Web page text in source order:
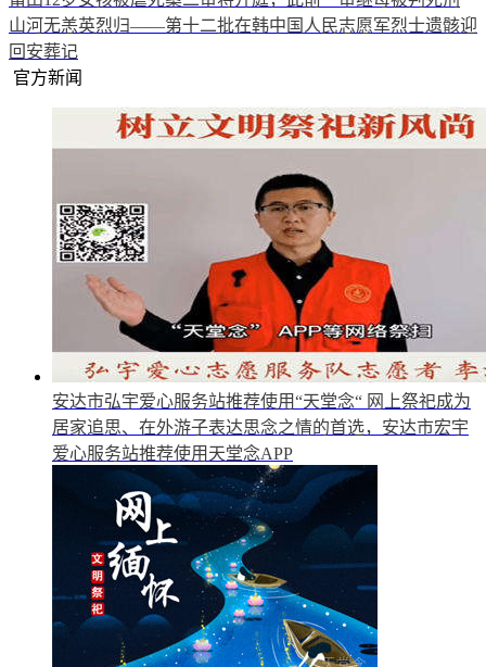
山河无恙英烈归——第十二批在韩中国人民志愿军烈士遗骸迎
回安葬记
官方新闻
安达市弘宇爱心服务站推荐使用“天堂念“ 网上祭祀成为
居家追思、在外游子表达思念之情的首选，安达市宏宇
爱心服务站推荐使用天堂念APP